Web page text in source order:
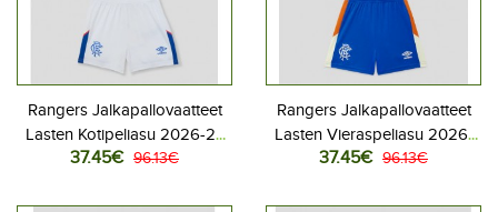
Rangers Jalkapallovaatteet
Lasten Kotipeliasu 2026-27
Lyhythihainen (+ Lyhyet
37.45€ 96.13€
Rangers Jalkapallovaatteet
Lasten Vieraspeliasu 2026-
27 Lyhythihainen (+ Lyhyet
37.45€ 96.13€